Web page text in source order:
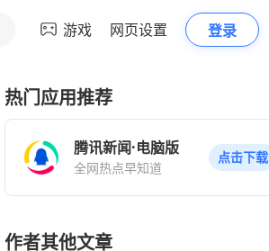
游戏 网页设置 登录
热门应用推荐
腾讯新闻·电脑版
全网热点早知道
点击下载
作者其他文章